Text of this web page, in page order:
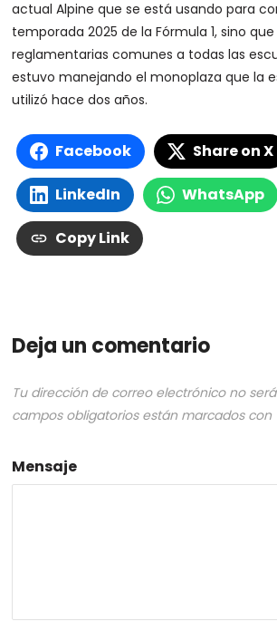
actual Alpine que se está usando para
temporada 2025 de la Fórmula 1, sino
reglamentarias comunes a todas las
estuvo manejando el monoplaza que la
utilizó hace dos años.
Facebook Share on X
LinkedIn WhatsApp
Copy Link
Deja un comentario
Tu dirección de correo electrónico no
campos obligatorios están marcados con
Mensaje